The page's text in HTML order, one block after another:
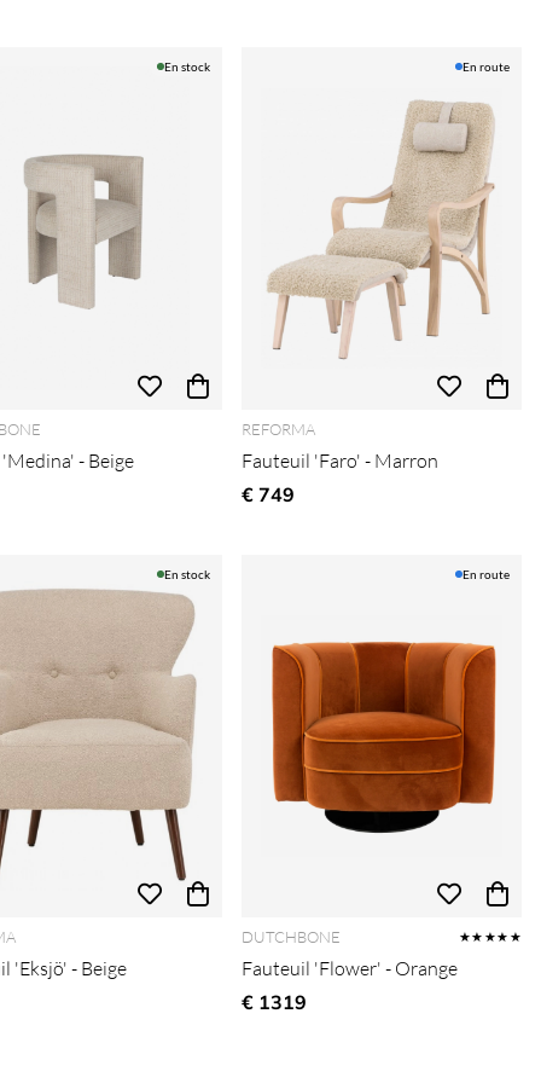
En stock
- Beige
En route
REFORMA
Fauteuil 'Faro' - Marron
€ 749
En stock
'Eksjö' - Beige
En route
DUTCHBONE ★★★★★
Fauteuil 'Flower' - Orange
€ 1319